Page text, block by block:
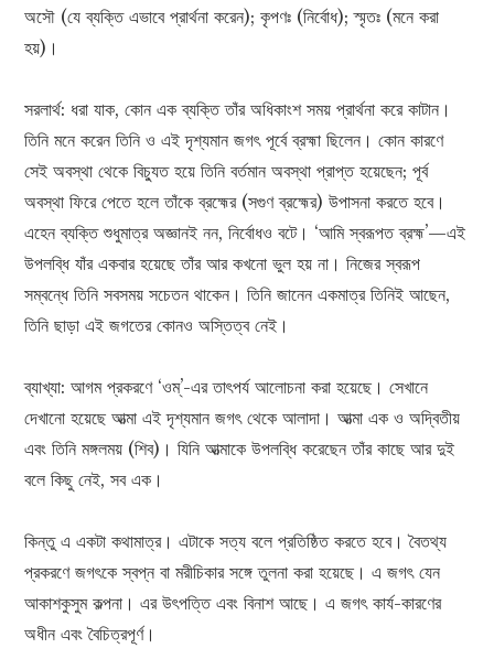
অসৌ (যে ব্যক্তি এভাবে প্রার্থনা করেন); কৃপণঃ (নির্বোধ); স্মৃতঃ (মনে করা
হয়)।
সরলার্থ: ধরা যাক, কোন এক ব্যক্তি তাঁর অধিকাংশ সময় প্রার্থনা করে কাটান।
তিনি মনে করেন তিনি ও এই দৃশ্যমান জগৎ পূর্বে ব্রহ্মা ছিলেন। কোন কারণে
সেই অবস্থা থেকে বিচ্যুত হয়ে তিনি বর্তমান অবস্থা প্রাপ্ত হয়েছেন; পূর্ব
অবস্থা ফিরে পেতে হলে তাঁকে ব্রহ্মের (সগুণ ব্রহ্মের) উপাসনা করতে হবে।
এহেন ব্যক্তি শুধুমাত্র অজ্ঞানই নন, নির্বোধও বটে। ‘আমি স্বরূপত ব্রহ্ম’—এই
উপলব্ধি যাঁর একবার হয়েছে তাঁর আর কখনো ভুল হয় না। নিজের স্বরূপ
সম্বন্ধে তিনি সবসময় সচেতন থাকেন। তিনি জানেন একমাত্র তিনিই আছেন,
তিনি ছাড়া এই জগতের কোনও অস্তিত্ব নেই।
ব্যাখ্যা: আগম প্রকরণে ‘ওম্’-এর তাৎপর্য আলোচনা করা হয়েছে। সেখানে
দেখানো হয়েছে আত্মা এই দৃশ্যমান জগৎ থেকে আলাদা। আত্মা এক ও অদ্বিতীয়
এবং তিনি মঙ্গলময় (শিব)। যিনি আত্মাকে উপলব্ধি করেছেন তাঁর কাছে আর দুই
বলে কিছু নেই, সব এক।
কিন্তু এ একটা কথামাত্র। এটাকে সত্য বলে প্রতিষ্ঠিত করতে হবে। বৈতথ্য
প্রকরণে জগৎকে স্বপ্ন বা মরীচিকার সঙ্গে তুলনা করা হয়েছে। এ জগৎ যেন
আকাশকুসুম কল্পনা। এর উৎপত্তি এবং বিনাশ আছে। এ জগৎ কার্য-কারণের
অধীন এবং বৈচিত্রপূর্ণ।